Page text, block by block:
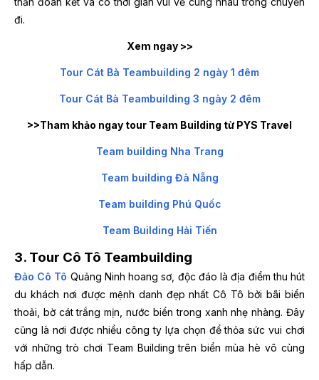
đi.
Xem ngay >>
Tour Cát Bà Teambuilding 2 ngày 1 đêm
Tour Cát Bà Teambuilding 3 ngày 2 đêm
>>Tham khảo ngay tour Team Building từ PYS Travel
Team building Nha Trang
Team building Đà Nẵng
Team building Phú Quốc
Team Building Hải Tiến
3. Tour Cô Tô Teambuilding
Đảo Cô Tô Quảng Ninh hoang sơ, độc đáo là địa điểm thu hút
du khách nơi được mệnh danh đẹp nhất Cô Tô bởi bãi biển
thoải, bờ cát trắng mịn, nước biển trong xanh nhẹ nhàng. Đây
cũng là nơi được nhiều công ty lựa chọn để thỏa sức vui chơi
với những trò chơi Team Building trên biển mùa hè vô cùng
hấp dẫn.